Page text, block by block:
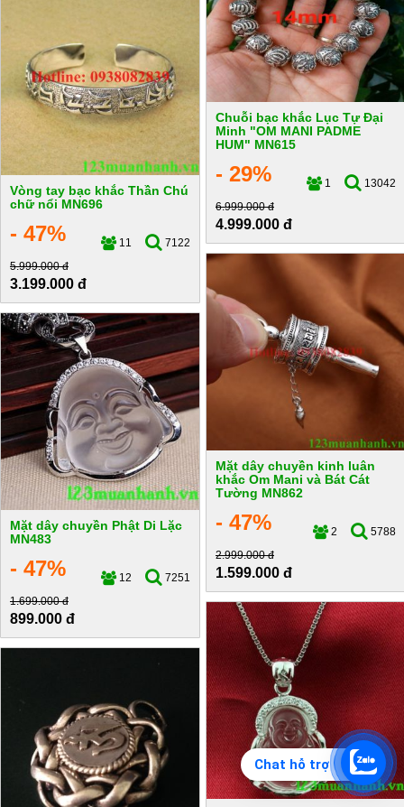
Chuỗi bạc khắc Lục Tự Đại
Minh "OM MANI PADME
HUM" MN615
- 29% 1
13042
6.999.000 đ
4.999.000 đ
Vòng tay bạc khắc Thần Chú
chữ nổi MN696
- 47% 11
7122
5.999.000 đ
3.199.000 đ
Mặt dây chuyền kinh luân
khắc Om Mani và Bát Cát
Tường MN862
- 47% 2
5788
2.999.000 đ
1.599.000 đ
Mặt dây chuyền Phật Di Lặc
MN483
- 47% 12
7251
1.699.000 đ
899.000 đ
Chat hỗ trợ